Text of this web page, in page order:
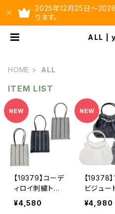
2025年12月25日～
ります。
ALL |
HOME ALL
ITEM LIST
【19379】コーデ
ィロイ刺繍トー
トバッグ【送料無
料】秋冬バッグ
¥4,580
【19378
ビジュー
【送料無
バッグ
¥4,980